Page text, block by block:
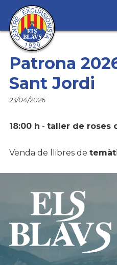
HOME
QUI SOM
CALENDARI
SECCIONS
Caminada Popular
Sortides Dimarts
Marxes
Cultura
Càmping
ÀLBUMS
BLOG
Patrona
Sant Jordi
23/04/2026
18:00 h - taller de roses
Venda de llibres de